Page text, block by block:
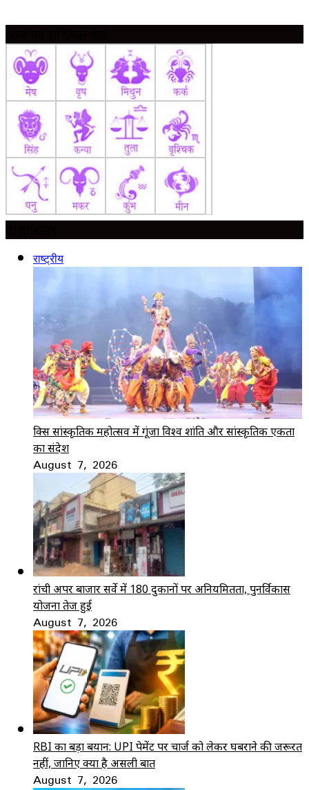
राष्ट्रीय
ब्रिक्स सांस्कृतिक महोत्सव में गूंजा विश्व शांति और सांस्कृतिक एकता
का संदेश
August 7, 2026
रांची अपर बाजार सर्वे में 180 दुकानों पर अनियमितता, पुनर्विकास
योजना तेज हुई
August 7, 2026
RBI का बड़ा बयान: UPI पेमेंट पर चार्ज को लेकर घबराने की जरूरत
नहीं, जानिए क्या है असली बात
August 7, 2026